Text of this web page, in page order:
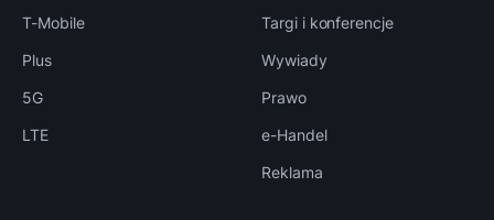
T-Mobile
Plus
5G
LTE
Targi i konferencje
Wywiady
Prawo
e-Handel
Reklama